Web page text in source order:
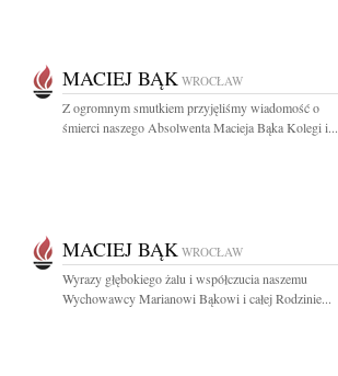
MACIEJ BĄK WROCŁAW
Z ogromnym smutkiem przyjęliśmy wiadomość o
śmierci naszego Absolwenta Macieja Bąka Kolegi i...
MACIEJ BĄK WROCŁAW
Wyrazy głębokiego żalu i współczucia naszemu
Wychowawcy Marianowi Bąkowi i całej Rodzinie...